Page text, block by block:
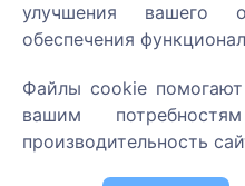
улучшения вашего
обеспечения
Файлы cookie
вашим
производительность